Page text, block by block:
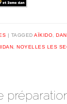
TAGGEDAÏKIDO ,DAN
,NOYELLES LES